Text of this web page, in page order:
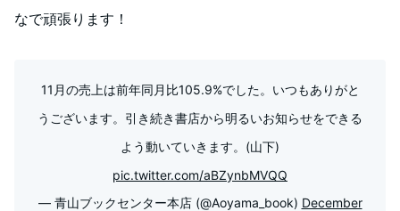
なで頑張ります！
11月の売上は前年同月比105.9%でした。いつもありがと
うございます。引き続き書店から明るいお知らせをできる
よう動いていきます。(山下)
pic.twitter.com/aBZynbMVQQ
— 青山ブックセンター本店 (@Aoyama_book) December